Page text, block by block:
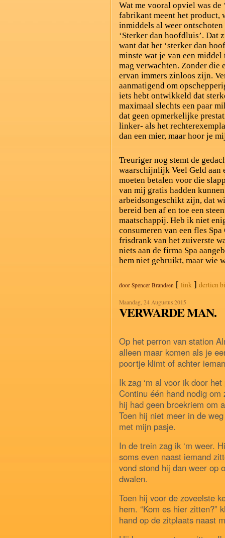
Wat me vooral opviel was de
fabrikant meent het product,
inmiddels al weer
‘Sterker dan hoofdluis’. Dat
want dat het ‘sterker dan
minste wat je van een
mag verwachten. Zonder die
ervan immers zinloos zijn.
aanmatigend om
iets hebt ontwikkeld dat
maximaal slechts een paar
dat geen opmerkelijke
linker- als het
dan een mier, maar hoor je
Treuriger nog stemt de
waarschijnlijk Veel Geld aan
moeten betalen voor die
van mij gratis hadden
arbeidsongeschikt zijn, dat
bereid ben af en toe een
maatschappij. Heb ik niet
consumeren van een fles
frisdrank van het zuiverste
niets aan de firma Spa
hem niet gebruikt, maar wie
door Spencer Brandsen [ link ] dertien
Maandag, 24 Augustus 2015
VERWARDE MAN.
Op het perron van station
alleen maar komen als je
poortje klimt of achter
Ik zag ‘m al voor ik door
Continu één hand nodig om
hij had geen broekriem om
Toen hij niet meer in de
met mijn pasje.
In de trein zag ik ‘m weer.
soms even naast iemand
vond stond hij dan weer op
dwalen.
Toen hij voor de zoveelste
hem. “Kom es hier zitten?”
hand op de zitplaats naast